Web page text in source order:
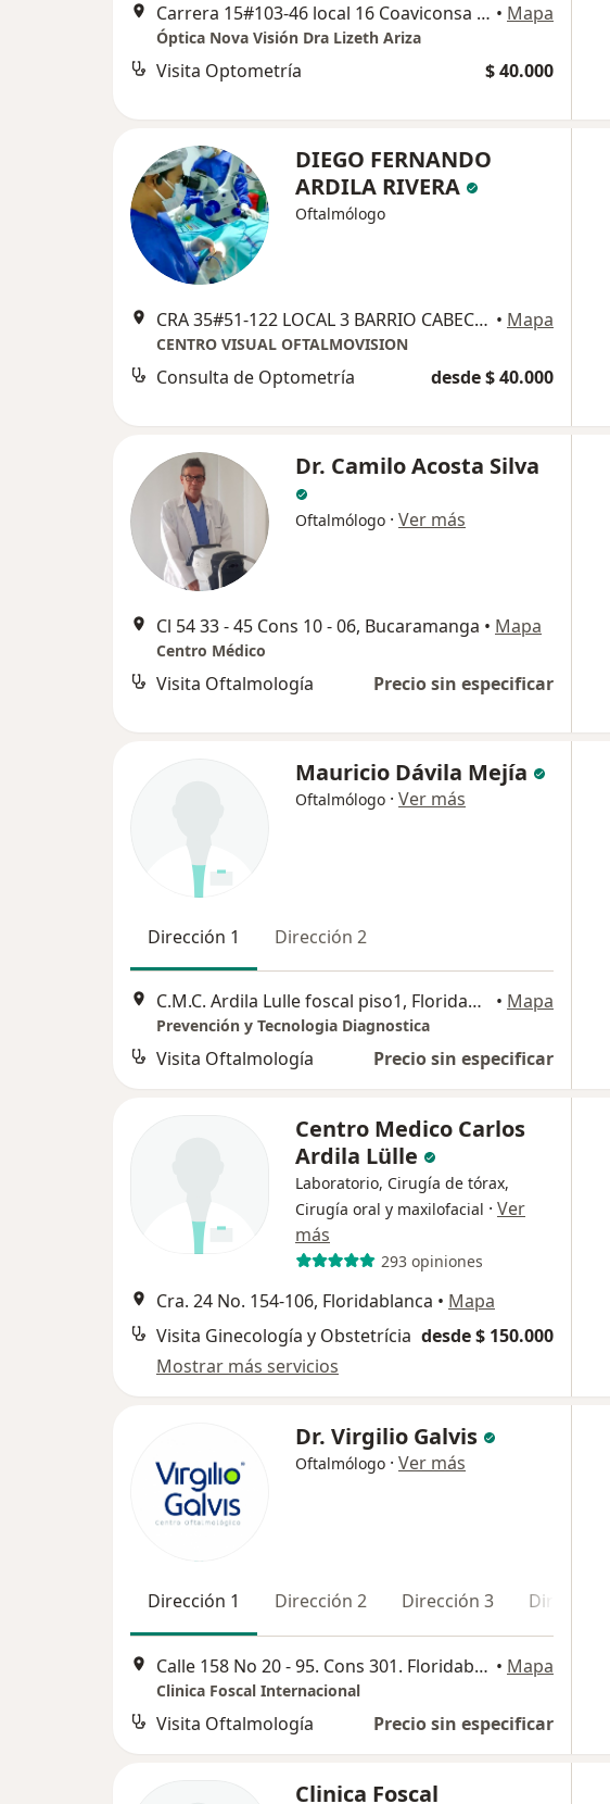
Carrera 15#103-46 local 16 Coaviconsa , Bucaramanga • Mapa
Óptica Nova Visión Dra Lizeth Ariza
Visita Optometría $ 40.000
DIEGO FERNANDO
ARDILA RIVERA
Oftalmólogo
CRA 35#51-122 LOCAL 3 BARRIO CABECERA, Bucaramanga • Mapa
CENTRO VISUAL OFTALMOVISION
Consulta de Optometría desde $ 40.000
Dr. Camilo Acosta Silva
Oftalmólogo · Ver más
Cl 54 33 - 45 Cons 10 - 06, Bucaramanga • Mapa
Centro Médico
Visita Oftalmología Precio sin especificar
Mauricio Dávila Mejía
Oftalmólogo · Ver más
Dirección 1 Dirección 2
C.M.C. Ardila Lulle foscal piso1, Floridablanca • Mapa
Prevención y Tecnologia Diagnostica
Visita Oftalmología Precio sin especificar
Centro Medico Carlos
Ardila Lülle
Laboratorio, Cirugía de tórax,
Cirugía oral y maxilofacial · Ver
más
293 opiniones
Cra. 24 No. 154-106, Floridablanca • Mapa
Visita Ginecología y Obstetrícia desde $ 150.000
Mostrar más servicios
Dr. Virgilio Galvis
Oftalmólogo · Ver más
Dirección 1 Dirección 2 Dirección 3 Dirección 4
Calle 158 No 20 - 95. Cons 301. Floridablanca, Floridablanca • Mapa
Clinica Foscal Internacional
Visita Oftalmología Precio sin especificar
Clinica Foscal